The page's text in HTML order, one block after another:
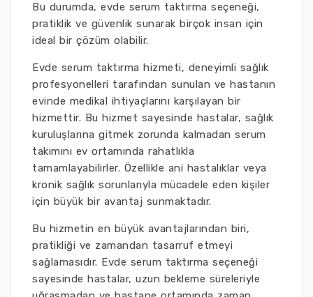
Bu durumda, evde serum taktırma seçeneği,
pratiklik ve güvenlik sunarak birçok insan için
ideal bir çözüm olabilir.
Evde serum taktırma hizmeti, deneyimli sağlık
profesyonelleri tarafından sunulan ve hastanın
evinde medikal ihtiyaçlarını karşılayan bir
hizmettir. Bu hizmet sayesinde hastalar, sağlık
kuruluşlarına gitmek zorunda kalmadan serum
takımını ev ortamında rahatlıkla
tamamlayabilirler. Özellikle ani hastalıklar veya
kronik sağlık sorunlarıyla mücadele eden kişiler
için büyük bir avantaj sunmaktadır.
Bu hizmetin en büyük avantajlarından biri,
pratikliği ve zamandan tasarruf etmeyi
sağlamasıdır. Evde serum taktırma seçeneği
sayesinde hastalar, uzun bekleme süreleriyle